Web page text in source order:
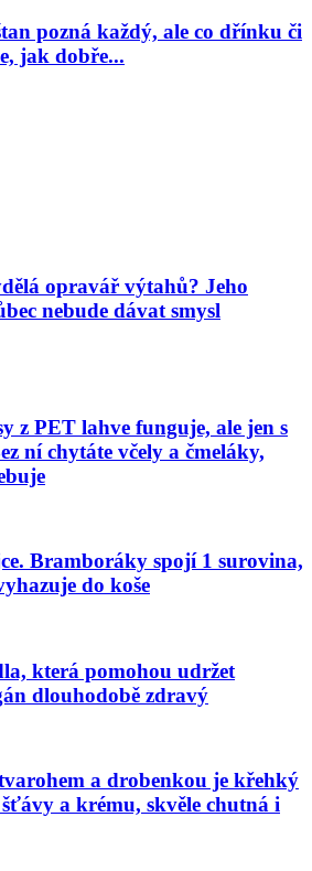
pozná každý, ale co dřínku či
jak dobře...
opravář výtahů? Jeho
nebude dávat smysl
z PET lahve funguje, ale jen s
ní chytáte včely a čmeláky,
Bramboráky spojí 1 surovina,
do koše
která pomohou udržet
dlouhodobě zdravý
a drobenkou je křehký
a krému, skvěle chutná i